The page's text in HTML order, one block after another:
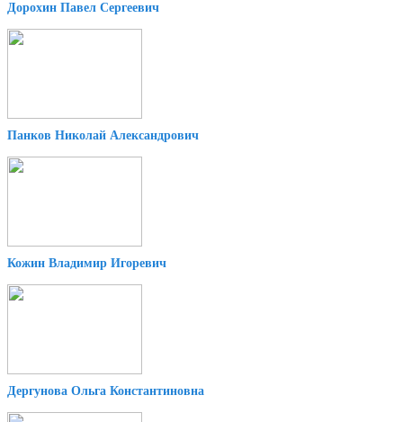
Дорохин Павел Сергеевич
Панков Николай Александрович
Кожин Владимир Игоревич
Дергунова Ольга Константиновна